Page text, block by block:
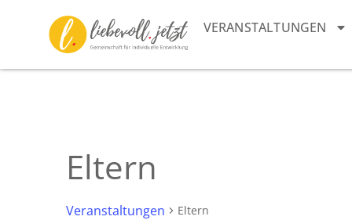
VERANSTALTUNGEN
Eltern
Veranstaltungen Eltern